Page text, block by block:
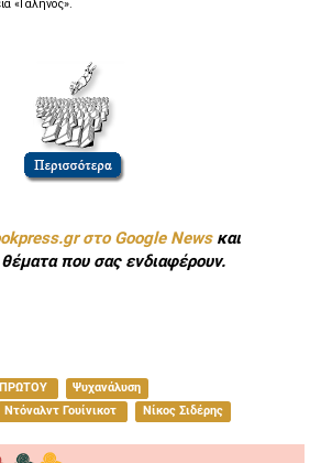
«Γαληνός».
στο Google Newsκαι
που σας ενδιαφέρουν.
ΠΡΩΤΟΥ
Ψυχανάλυση
Ντόναλντ Γουίνικοτ Νίκος Σιδέρης